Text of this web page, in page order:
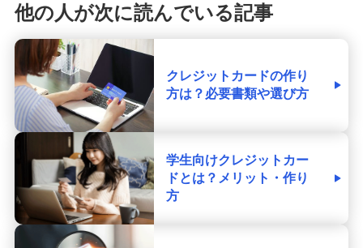
他の人が次に読んでいる記事
クレジットカードの作り
方は？必要書類や選び方
学生向けクレジットカー
ドとは？メリット・作り
方